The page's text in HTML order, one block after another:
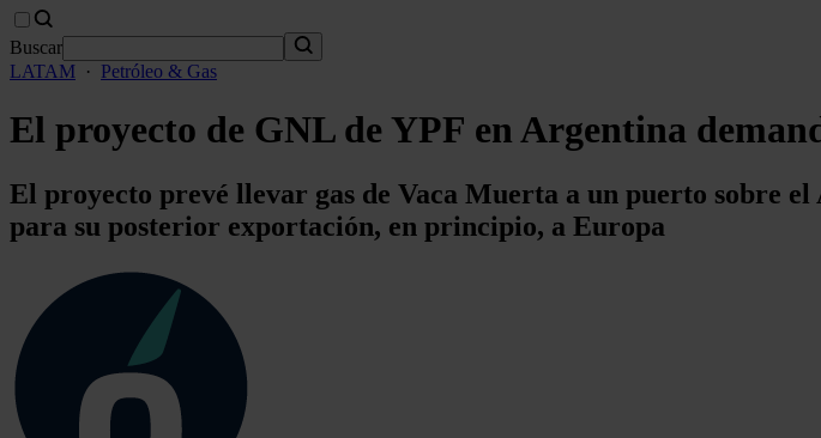
Buscar
LATAM · Petróleo & Gas
El proyecto de GNL de YPF en Argentina
El proyecto prevé llevar gas de Vaca Muerta a un puerto sobre
para su posterior exportación, en principio, a Europa